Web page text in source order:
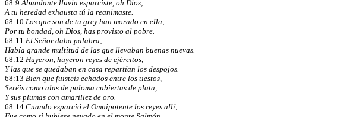
68:9Abundante lluvia esparciste, oh Dios;
A tu heredad exhausta tú la reanimaste.
68:10 Los que son de tu grey han morado en ella;
Por tu bondad, oh Dios, has provisto al pobre.
68:11 El Señor daba palabra;
Había grande multitud de las que llevaban buenas nuevas.
68:12 Huyeron, huyeron reyes de ejércitos,
Y las que se quedaban en casa repartían los despojos.
68:13 Bien que fuisteis echados entre los tiestos,
Seréis como alas de paloma cubiertas de plata,
Y sus plumas con amarillez de oro.
68:14 Cuando esparció el Omnipotente los reyes allí,